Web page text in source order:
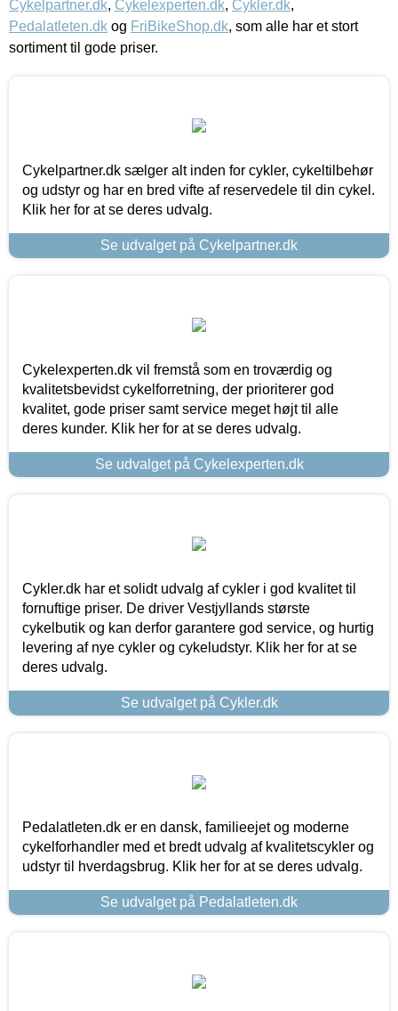
Cykelpartner.dk, Cykelexperten.dk, Cykler.dk,
Pedalatleten.dk og FriBikeShop.dk, som alle har et stort
sortiment til gode priser.
Cykelpartner.dk sælger alt inden for cykler, cykeltilbehør
og udstyr og har en bred vifte af reservedele til din cykel.
Klik her for at se deres udvalg.
Se udvalget på Cykelpartner.dk
Cykelexperten.dk vil fremstå som en troværdig og
kvalitetsbevidst cykelforretning, der prioriterer god
kvalitet, gode priser samt service meget højt til alle
deres kunder. Klik her for at se deres udvalg.
Se udvalget på Cykelexperten.dk
Cykler.dk har et solidt udvalg af cykler i god kvalitet til
fornuftige priser. De driver Vestjyllands største
cykelbutik og kan derfor garantere god service, og hurtig
levering af nye cykler og cykeludstyr. Klik her for at se
deres udvalg.
Se udvalget på Cykler.dk
Pedalatleten.dk er en dansk, familieejet og moderne
cykelforhandler med et bredt udvalg af kvalitetscykler og
udstyr til hverdagsbrug. Klik her for at se deres udvalg.
Se udvalget på Pedalatleten.dk